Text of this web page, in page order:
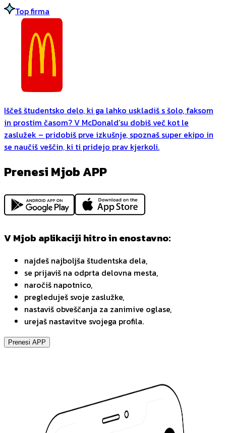
Top firma
Iščeš študentsko delo, ki ga lahko uskladiš s šolo, faksom
in prostim časom? V McDonald’su dobiš več kot le
zaslužek – pridobiš prve izkušnje, spoznaš super ekipo in
se naučiš veščin, ki ti pridejo prav kjerkoli.
Prenesi Mjob APP
V Mjob aplikaciji hitro in enostavno:
najdeš najboljša študentska dela,
se prijaviš na odprta delovna mesta,
naročiš napotnico,
pregleduješ svoje zaslužke,
nastaviš obveščanja za zanimive oglase,
urejaš nastavitve svojega profila.
Prenesi APP